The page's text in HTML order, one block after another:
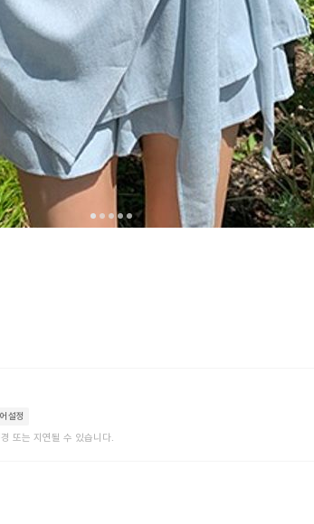
설정
또는 지연될 수 있습니다.